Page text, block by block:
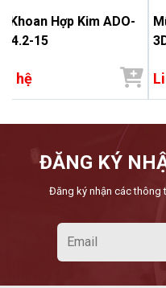
Khoan Hợp Kim ADO-
14.2-15
hệ
ĐĂNG KÝ
Đăng ký nhận các thông